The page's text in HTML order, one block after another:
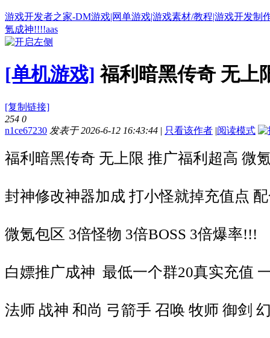
游戏开发者之家-DM游戏|网单游戏|游戏素材/教程|游戏开发制
氪成神!!!!aas
[单机游戏] 福利暗黑传奇 无上
[复制链接]
254 0
n1ce67230 发表于 2026-6-12 16:43:44 | 只看该作者 |阅读模式
福利暗黑传奇 无上限 推广福利超高 微
封神修改神器加成 打小怪就掉充值点
微氪包区 3倍怪物 3倍BOSS 3倍爆率!!!
白嫖推广成神 最低一个群20真实充值
法师 战神 和尚 弓箭手 召唤 牧师 御剑